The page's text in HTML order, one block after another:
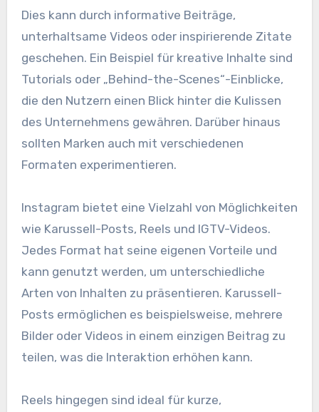
Dies kann durch informative Beiträge,
unterhaltsame Videos oder inspirierende Zitate
geschehen. Ein Beispiel für kreative Inhalte sind
Tutorials oder „Behind-the-Scenes“-Einblicke,
die den Nutzern einen Blick hinter die Kulissen
des Unternehmens gewähren. Darüber hinaus
sollten Marken auch mit verschiedenen
Formaten experimentieren.
Instagram bietet eine Vielzahl von Möglichkeiten
wie Karussell-Posts, Reels und IGTV-Videos.
Jedes Format hat seine eigenen Vorteile und
kann genutzt werden, um unterschiedliche
Arten von Inhalten zu präsentieren. Karussell-
Posts ermöglichen es beispielsweise, mehrere
Bilder oder Videos in einem einzigen Beitrag zu
teilen, was die Interaktion erhöhen kann.
Reels hingegen sind ideal für kurze,